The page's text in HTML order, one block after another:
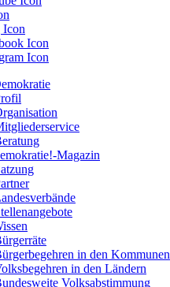
Magazin
in den Kommunen
in den Ländern
Volksabstimmung